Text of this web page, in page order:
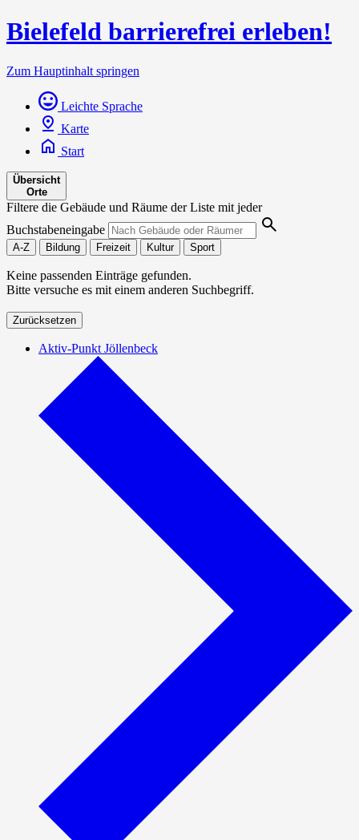
Bielefeld barrierefrei erleben!
Zum Hauptinhalt springen
Leichte Sprache
Karte
Start
Übersicht
Orte
Filtere die Gebäude und Räume der Liste mit jeder
Buchstabeneingabe
A-Z Bildung Freizeit Kultur Sport
Keine passenden Einträge gefunden.
Bitte versuche es mit einem anderen Suchbegriff.
Zurücksetzen
Aktiv-Punkt Jöllenbeck